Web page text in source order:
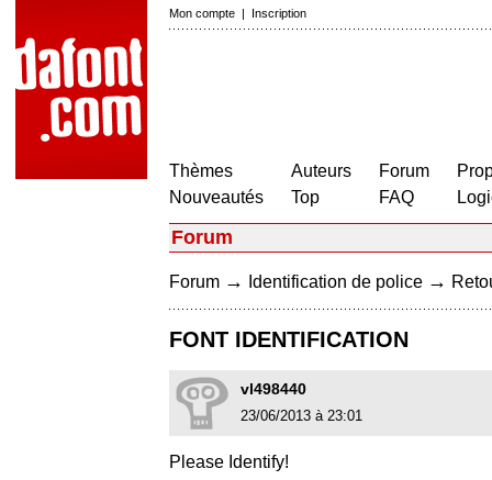
Mon compte | Inscription
Thèmes
Nouveautés
Auteurs
Top
Forum
FAQ
Forum
Forum → Identification de police →
FONT IDENTIFICATION
vl498440
23/06/2013 à 23:01
Please Identify!